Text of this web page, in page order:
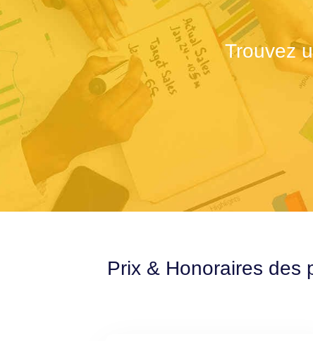
Trouvez
Prix & Honoraires des